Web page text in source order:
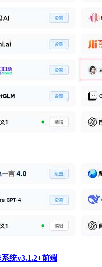
统v3.1.2+前端